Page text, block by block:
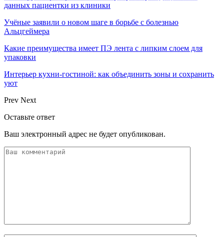
данных пациентки из клиники
Учёные заявили о новом шаге в борьбе с болезнью
Альцгеймера
Какие преимущества имеет ПЭ лента с липким слоем для
упаковки
Интерьер кухни-гостиной: как объединить зоны и сохранить
уют
Prev Next
Оставьте ответ
Ваш электронный адрес не будет опубликован.